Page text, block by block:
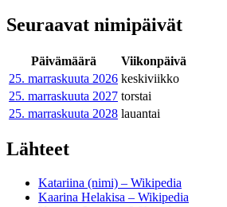
Seuraavat nimipäivät
Päivämäärä
Viikonpäivä
25. marraskuuta 2026 keskiviikko
25. marraskuuta 2027 torstai
25. marraskuuta 2028 lauantai
Lähteet
Katariina (nimi) – Wikipedia
Kaarina Helakisa – Wikipedia